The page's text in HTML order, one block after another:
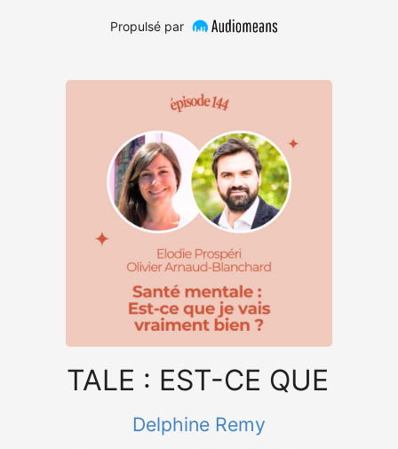
Propulsé par
: EST-CE QUE
Delphine Remy